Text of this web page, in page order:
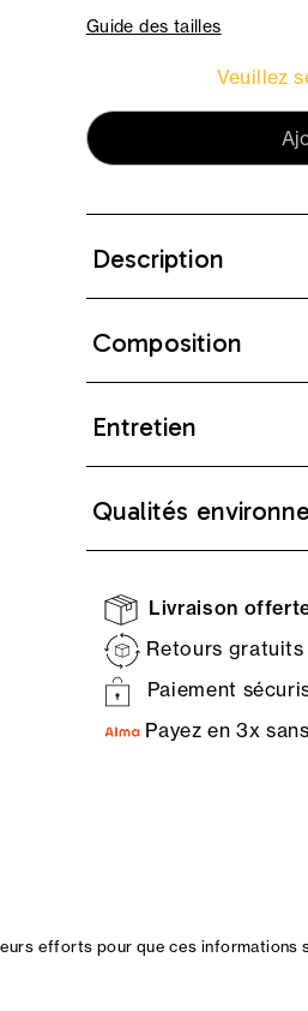
Guide des tailles
Veuillez
Description
Composition
Entretien
Qualités
Livraison
Retours
Paiement
Payez en 3x
efforts pour que ces